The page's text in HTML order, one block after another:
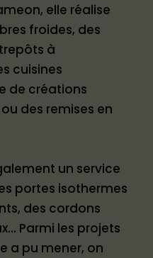
elle réalise
froides, des
à
cuisines
de créations
des remises en
un service
portes isothermes
des cordons
Parmi les projets
a pu mener, on